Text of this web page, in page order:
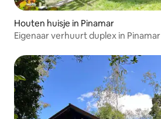
Houten huisje in Pinamar
Eigenaar verhuurt duplex in Pinamar